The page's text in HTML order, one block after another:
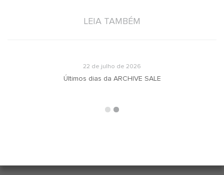
LEIA TAMBÉM
22 de julho de 2026
Últimos dias da ARCHIVE SALE